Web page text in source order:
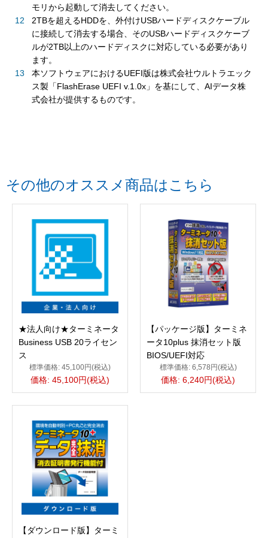
モリから起動して消去してください。
2TBを超えるHDDを、外付けUSBハードディスクケーブル
に接続して消去する場合、そのUSBハードディスクケーブ
ルが2TB以上のハードディスクに対応している必要があり
ます。
本ソフトウェアにおけるUEFI版は株式会社ウルトラエック
ス製「FlashErase UEFI v.1.0x」を基にして、AIデータ株
式会社が提供するものです。
その他のオススメ商品はこちら
★法人向け★ターミネータ
Business USB 20ライセン
ス
標準価格: 45,100円(税込)
価格: 45,100円(税込)
【パッケージ版】ターミネ
ータ10plus 抹消セット版
BIOS/UEFI対応
標準価格: 6,578円(税込)
価格: 6,240円(税込)
【ダウンロード版】ターミ